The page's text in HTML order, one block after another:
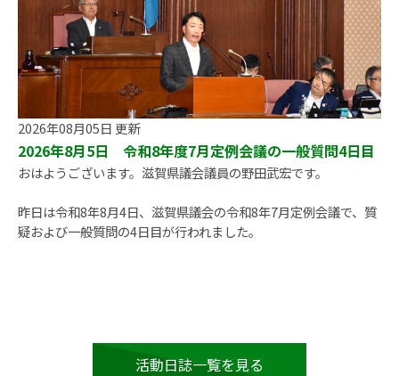
2026年08月05日 更新
2026年8月5日 令和8年度7月定例会議の一般質問4日目
おはようございます。滋賀県議会議員の野田武宏です。
昨日は令和8年8月4日、滋賀県議会の令和8年7月定例会議で、質
疑および一般質問の4日目が行われました。
活動日誌一覧を見る